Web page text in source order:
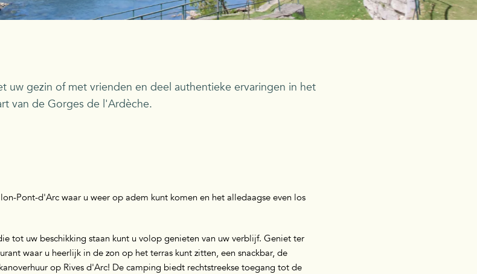
uw gezin of met vrienden en deel authentieke ervaringen in het
van de Gorges de l'Ardèche.
Pont-d'Arc waar u weer op adem kunt komen en het alledaagse even los
tot uw beschikking staan kunt u volop genieten van uw verblijf. Geniet ter
waar u heerlijk in de zon op het terras kunt zitten, een snackbar, de
op Rives d'Arc! De camping biedt rechtstreekse toegang tot de